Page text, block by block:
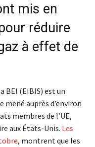
mis en
réduire
à effet de
BEI (EIBIS) est un
mené auprès d’environ
membres de l’UE,
aux États-Unis. Les
, montrent que les